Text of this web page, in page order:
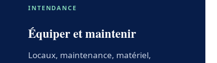
INTENDANCE
Équiper et maintenir
Locaux, maintenance, matériel,